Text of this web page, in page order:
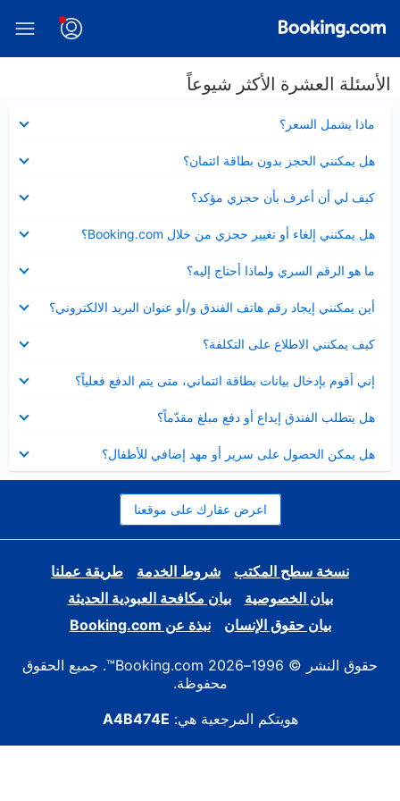
الأسئلة العشرة الأكثر شيوعاً
ماذا يشمل السعر؟
مصغر
هل يمكنني الحجز بدون بطاقة ائتمان؟
مصغر
كيف لي أن أعرف بأن حجزي مؤكد؟
مصغر
هل يمكنني إلغاء أو تغيير حجزي من خلال Booking.com؟
مصغر
ما هو الرقم السري ولماذا أحتاج إليه؟
مصغر
أين يمكنني إيجاد رقم هاتف الفندق و/أو عنوان البريد الالكتروني؟
عرض
مصغر
كيف يمكنني الاطلاع على التكلفة؟
مصغر
إني أقوم بإدخال بيانات بطاقة ائتماني، متى يتم الدفع فعلياً؟
مصغر
هل يتطلب الفندق إيداع أو دفع مبلغ مقدّماً؟
مصغر
هل يمكن الحصول على سرير أو مهد إضافي للأطفال؟
مصغر
اعرض عقارك على موقعنا
نسخة سطح المكتب شروط الخدمة
طريقة عملنا
بيان الخصوصية
بيان مكافحة العبودية الحديثة
بيان حقوق الإنسان
نبذة عن Booking.com
حقوق النشر © 1996–2026 Booking.com™. جميع الحقوق
محفوظة.
هويتكم المرجعية هي: A4B474E